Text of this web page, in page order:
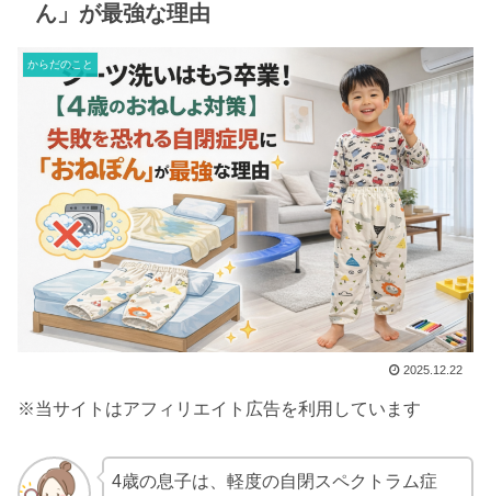
ん」が最強な理由
からだのこと
2025.12.22
※当サイトはアフィリエイト広告を利用しています
4歳の息子は、軽度の自閉スペクトラム症